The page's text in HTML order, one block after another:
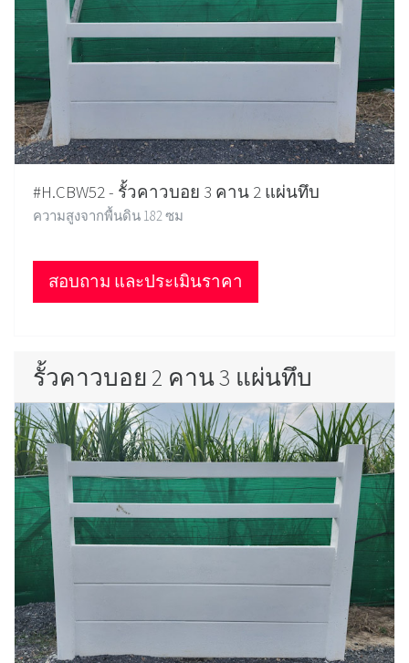
#H.CBW52 - รั้วคาวบอย 3 คาน 2 แผ่นทึบ
ความสูงจากพื้นดิน 182 ซม
สอบถาม และประเมินราคา
รั้วคาวบอย 2 คาน 3 แผ่นทึบ